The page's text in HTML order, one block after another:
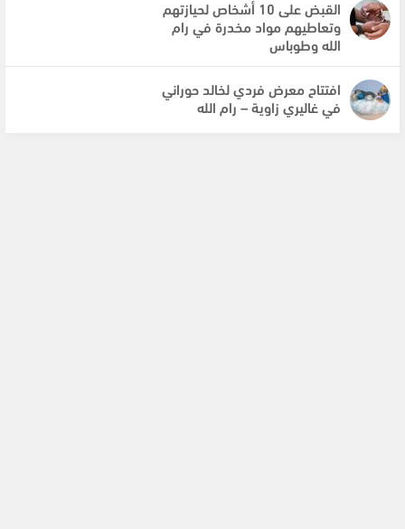
القبض على 10 أشخاص لحيازتهم
وتعاطيهم مواد مخدرة في رام
الله وطوباس
افتتاح معرض فردي لخالد حوراني
في غاليري زاوية – رام الله